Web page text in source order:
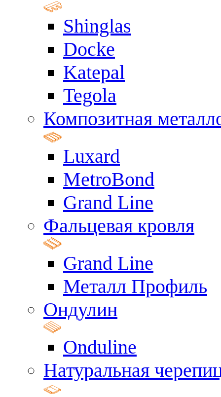
Shinglas
Docke
Katepal
Tegola
Композитная
Luxard
MetroBond
Grand Line
Фальцевая кровля
Grand Line
Металл Профиль
Ондулин
Onduline
Натуральная